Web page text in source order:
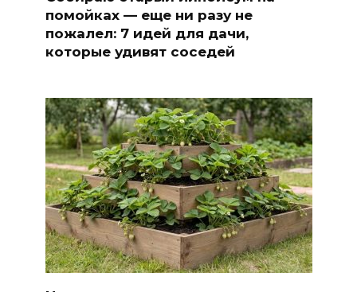
помойках — еще ни разу не
пожалел: 7 идей для дачи,
которые удивят соседей